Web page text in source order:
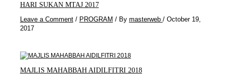
HARI SUKAN MTAJ 2017
Leave a Comment / PROGRAM / By masterweb / October 19,
2017
MAJLIS MAHABBAH AIDILFITRI 2018